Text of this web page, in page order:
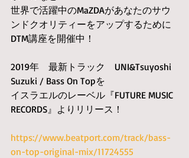
世界で活躍中のMaZDAがあなたのサウ
ンドクオリティーをアップするために
DTM講座を開催中！
2019年　最新トラック　UNI&Tsuyoshi
Suzuki / Bass On Topを
イスラエルのレーベル『FUTURE MUSIC
RECORDS』よりリリース！
https://www.beatport.com/track/bass-
on-top-original-mix/11724555